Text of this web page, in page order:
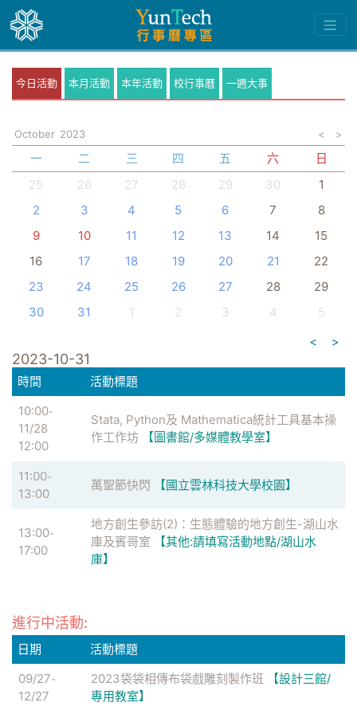
今日活動 本月活動 本年活動 校行事曆 一週大事
October 2023 < >
一 二 三 四 五 六
日
25
26 27 28 29 30
1
2
3 4 5 6 7
8
9
10 11 12 13 14
15
16
17 18 19 20 21
22
23
24 25 26 27 28
29
30
31 1 2 3 4
5
<
>
2023-10-31
時間
活動標題
10:00-
11/28
12:00
Stata, Python及 Mathematica統計工具基本操
作工作坊
【圖書館/多媒體教學室】
11:00-
13:00
萬聖節快閃 【國立雲林科技大學校園】
13:00-
17:00
地方創生參訪(2)：生態體驗的地方創生-湖山水
庫及賓哥室
【其他:請填寫活動地點/湖山水
庫】
進行中活動:
日期
活動標題
09/27-
12/27
2023袋袋相傳布袋戲雕刻製作班
【設計三館/
專用教室】